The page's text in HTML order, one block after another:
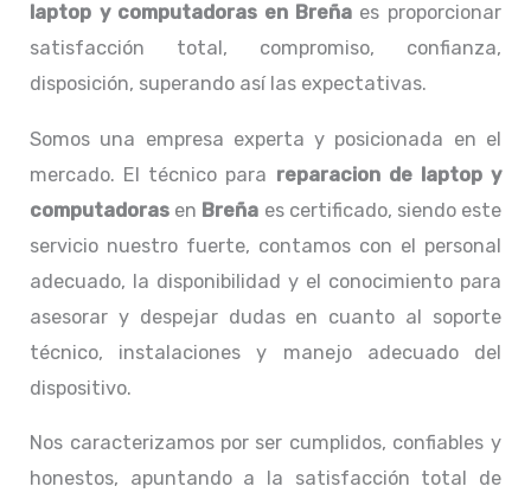
laptop y computadoras en Breña es proporcionar
satisfacción total, compromiso, confianza,
disposición, superando así las expectativas.
Somos una empresa experta y posicionada en el
mercado. El técnico para reparacion de laptop y
computadoras en Breña es certificado, siendo este
servicio nuestro fuerte, contamos con el personal
adecuado, la disponibilidad y el conocimiento para
asesorar y despejar dudas en cuanto al soporte
técnico, instalaciones y manejo adecuado del
dispositivo.
Nos caracterizamos por ser cumplidos, confiables y
honestos, apuntando a la satisfacción total de